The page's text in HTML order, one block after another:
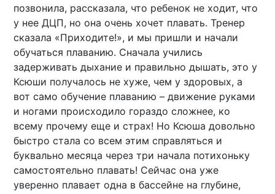
позвонила, рассказала, что ребенок не ходит, что
у нее ДЦП, но она очень хочет плавать. Тренер
сказала «Приходите!», и мы пришли и начали
обучаться плаванию. Сначала учились
задерживать дыхание и правильно дышать, это у
Ксюши получалось не хуже, чем у здоровых, а
вот само обучение плаванию – движение руками
и ногами происходило гораздо сложнее, ко
всему прочему еще и страх! Но Ксюша довольно
быстро стала со всем этим справляться и
буквально месяца через три начала потихоньку
самостоятельно плавать! Сейчас она уже
уверенно плавает одна в бассейне на глубине,